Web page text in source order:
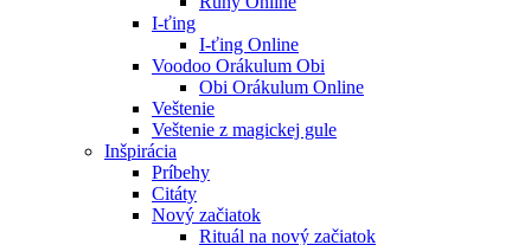
I-ťing
I-ťing Online
Voodoo Orákulum Obi
Obi Orákulum Online
Veštenie
Veštenie z magickej gule
Inšpirácia
Príbehy
Citáty
Nový začiatok
Rituál na nový začiatok